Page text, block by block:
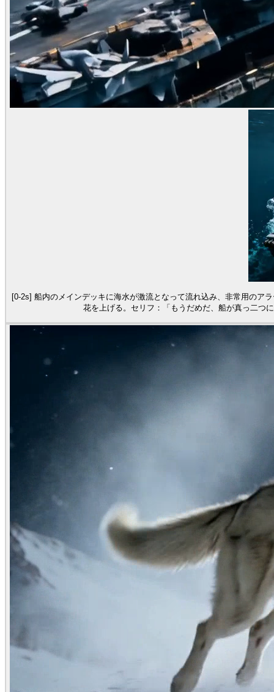
[0-2s] 船内のメインデッキに海水が激流となって流れ込み、非常用のア
花を上げる。セリフ：「もうだめだ、船が真っ二つ